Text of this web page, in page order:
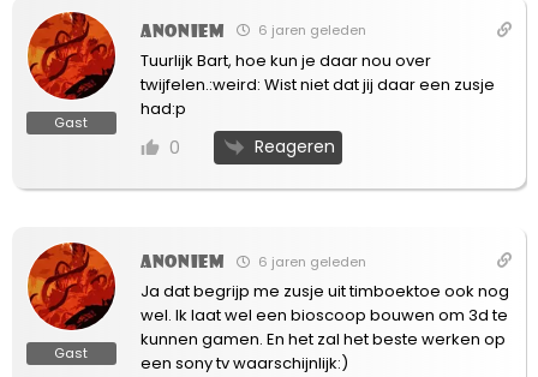
Gast
Anoniem 6 jaren geleden
Tuurlijk Bart, hoe kun je daar nou over
twijfelen.:weird: Wist niet dat jij daar een zusje
had:p
0 Reageren
Gast
Anoniem 6 jaren geleden
Ja dat begrijp me zusje uit timboektoe ook nog
wel. Ik laat wel een bioscoop bouwen om 3d te
kunnen gamen. En het zal het beste werken op
een sony tv waarschijnlijk:)